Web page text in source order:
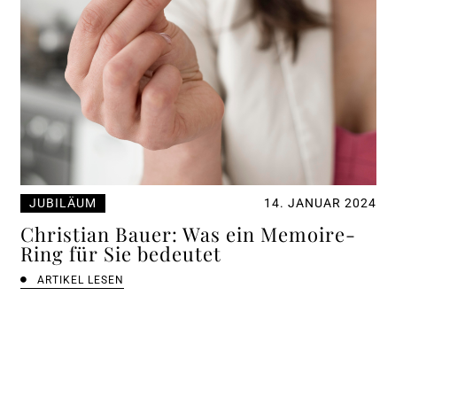
JUBILÄUM 14. JANUAR 2024
Christian Bauer: Was ein Memoire-
Ring für Sie bedeutet
ARTIKEL LESEN